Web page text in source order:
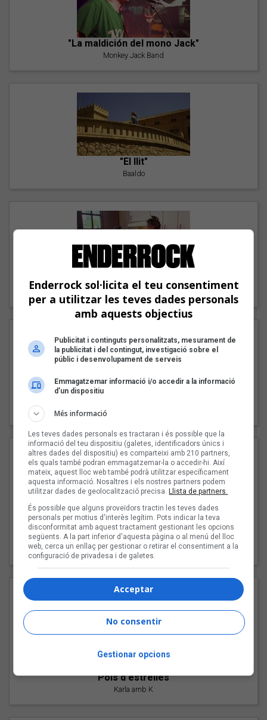
"La maldición del mono Jack"
Monkey Jack Band
"El llit"
Baaldo
"Lo bueno y lo malo"
Carmen y María
Pep Álvarez amb Joan Muntaner (Xanguito)
"Les cabres"
94 Rules amb Compte
"Pols d'estrelles"
Karla amb K
Enderrock sol·licita el teu consentiment
per a utilitzar les teves dades personals
amb aquests objectius
Publicitat i continguts personalitzats, mesurament de
la publicitat i del contingut, investigació sobre el
públic i desenvolupament de serveis
Emmagatzemar informació i/o accedir a la informació
d’un dispositiu
Més informació
Les teves dades personals es tractaran i és possible que la
informació del teu dispositiu (galetes, identificadors únics i
altres dades del dispositiu) es comparteixi amb 210 partners,
els quals també podran emmagatzemar-la o accedir-hi. Així
mateix, aquest lloc web també podrà utilitzar específicament
aquesta informació. Nosaltres i els nostres partners podem
utilitzar dades de geolocalització precisa. Llista de partners.
És possible que alguns proveïdors tractin les teves dades
personals per motius d'interès legítim. Pots indicar la teva
disconformitat amb aquest tractament gestionant les opcions
següents. A la part inferior d'aquesta pàgina o al menú del lloc
web, cerca un enllaç per gestionar o retirar el consentiment a la
configuració de privadesa i de galetes.
Acceptar
No consentir
Gestionar opcions